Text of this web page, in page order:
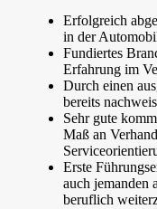
Erfolgreich
in der
Fundiertes
Erfahrung im
Durch einen
bereits
Sehr gute
Maß an
Erste
auch jemanden
beruflich